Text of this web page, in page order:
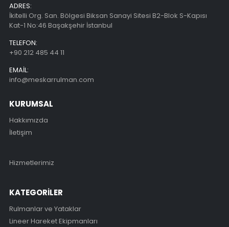
ADRES:
İkitelli Org. San. Bölgesi Biksan Sanayi Sitesi B2-Blok S-Kapısı
Kat-1 No:46 Başakşehir İstanbul
TELEFON:
+90 212 485 44 11
EMAIL:
info@meskarrulman.com
KURUMSAL
Hakkımızda
İletişim
Hizmetlerimiz
KATEGORİLER
Rulmanlar ve Yataklar
Lineer Hareket Ekipmanları